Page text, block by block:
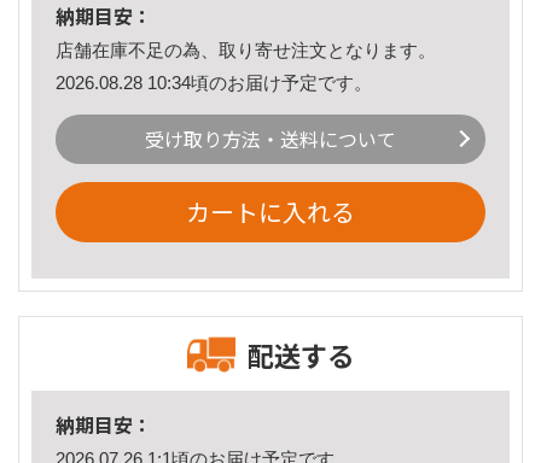
納期目安：
店舗在庫不足の為、取り寄せ注文となります。
2026.08.28 10:34頃のお届け予定です。
受け取り方法・送料について
カートに入れる
配送する
納期目安：